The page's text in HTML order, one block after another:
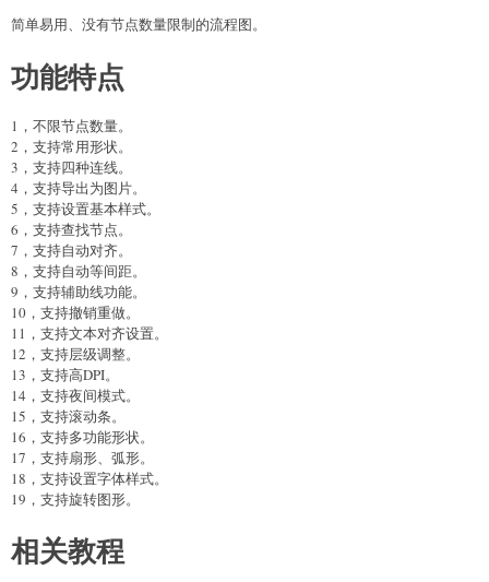
简单易用、没有节点数量限制的流程图。
功能特点
1，不限节点数量。
2，支持常用形状。
3，支持四种连线。
4，支持导出为图片。
5，支持设置基本样式。
6，支持查找节点。
7，支持自动对齐。
8，支持自动等间距。
9，支持辅助线功能。
10，支持撤销重做。
11，支持文本对齐设置。
12，支持层级调整。
13，支持高DPI。
14，支持夜间模式。
15，支持滚动条。
16，支持多功能形状。
17，支持扇形、弧形。
18，支持设置字体样式。
19，支持旋转图形。
相关教程